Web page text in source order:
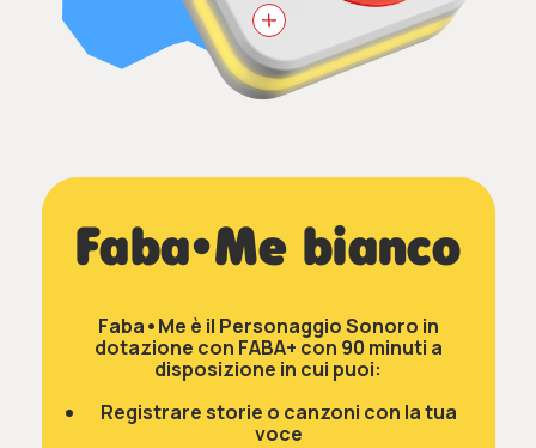
Faba•Me bianco
Faba•Me è il Personaggio Sonoro in
dotazione con FABA+ con 90 minuti a
disposizione in cui puoi:
Registrare storie o canzoni con la tua
voce